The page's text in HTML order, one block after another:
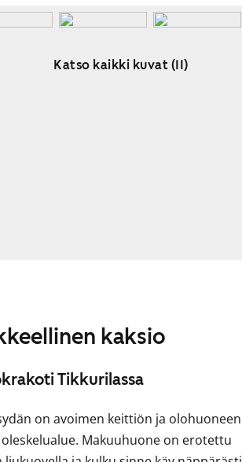
Katso kaikki kuvat (11)
kaksio
Tikkurilassa
on avoimen keittiön ja olohuoneen
Makuuhuone on erotettu